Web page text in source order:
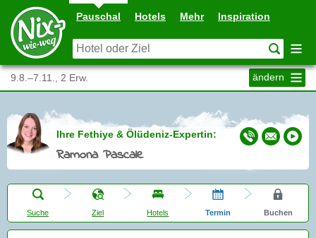
Pauschal Hotels Mehr Inspiration
9.8.–7.11., 2 Erw. ändern
Ihre Fethiye & Ölüdeniz-Expertin:
Ramona Pascale
Suche Ziel Hotels Termin Buchen